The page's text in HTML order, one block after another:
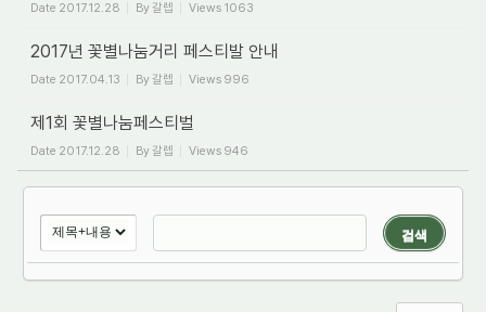
Date 2017.12.28 By갈렙 Views 1063
2017년 꽃별나눔거리 페스티발 안내
Date 2017.04.13 By갈렙 Views 996
제1회 꽃별나눔페스티벌
Date 2017.12.28 By갈렙 Views 946
검색